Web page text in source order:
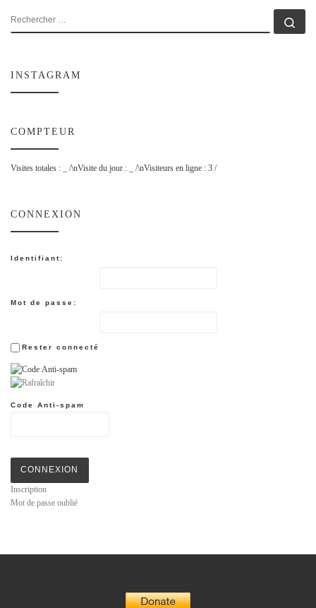
RECHERCHER
INSTAGRAM
COMPTEUR
Visites totales : /\nVisite du jour : /\nVisiteurs en ligne : 3 /
CONNEXION
Identifiant:
Mot de passe:
Rester connecté
Code Anti-spam
CONNEXION
Inscription
Mot de passe oublié